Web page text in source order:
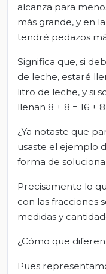
alcanza para
más grande, y en
tendré pedazos
Significa que, si
de leche, estaré
litro de leche, y si
llenan 8 + 8 = 16 +
¿Ya notaste que
usaste el ejemplo
forma de
Precisamente lo
con las fracciones
medidas y
¿Cómo que
Pues